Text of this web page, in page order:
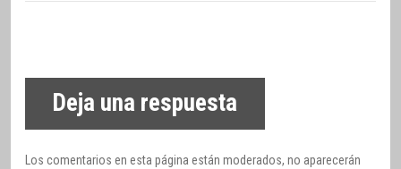
Deja una respuesta
Los comentarios en esta página están moderados, no aparecerán